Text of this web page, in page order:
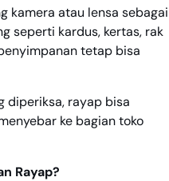
kamera atau lensa sebagai
seperti kardus, kertas, rak
tetap bisa
diperiksa, rayap bisa
ke bagian toko
Rayap?